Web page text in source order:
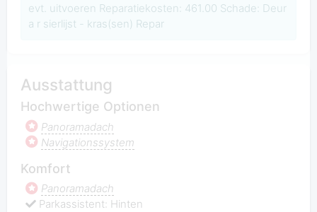
evt. uitvoeren Reparatiekosten: 461.00 Schade: Deur
a r sierlijst - kras(sen) Repar
Ausstattung
Hochwertige Optionen
Panoramadach
Navigationssystem
Komfort
Panoramadach
Parkassistent: Hinten